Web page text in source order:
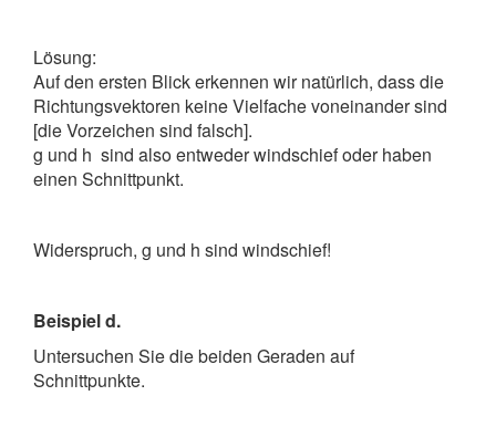
Lösung:
Auf den ersten Blick erkennen wir natürlich, dass die
Richtungsvektoren keine Vielfache voneinander sind
[die Vorzeichen sind falsch].
g und h sind also entweder windschief oder haben
einen Schnittpunkt.
Widerspruch, g und h sind windschief!
Beispiel d.
Untersuchen Sie die beiden Geraden auf
Schnittpunkte.